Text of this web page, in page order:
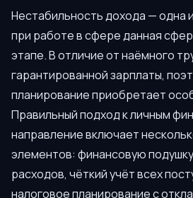
Нестабильность дохода — одна
при работе в сфере данная
этапе. В отличие от наёмного
гарантированной зарплаты,
планирование приобретает
Правильный подход к личным
направление включает
элементов: финансовую
расходов, чёткий учёт всех
налоговое планирование с